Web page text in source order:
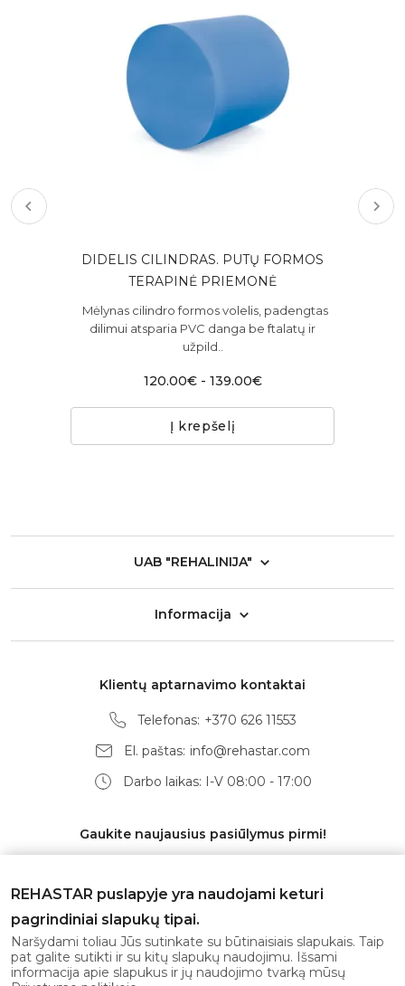
DIDELIS CILINDRAS. PUTŲ FORMOS
TERAPINĖ PRIEMONĖ
Mėlynas cilindro formos volelis, padengtas
dilimui atsparia PVC danga be ftalatų ir
užpild..
120.00€ - 139.00€
Į krepšelį
UAB "REHALINIJA"
Informacija
Klientų aptarnavimo kontaktai
Telefonas: +370 626 11553
El. paštas: info@rehastar.com
Darbo laikas: I-V 08:00 - 17:00
Gaukite naujausius pasiūlymus pirmi!
Prenumeruoti
REHASTAR puslapyje yra naudojami keturi
pagrindiniai slapukų tipai.
Naršydami toliau Jūs sutinkate su būtinaisiais slapukais. Taip
pat galite sutikti ir su kitų slapukų naudojimu. Išsami
informacija apie slapukus ir jų naudojimo tvarką mūsų